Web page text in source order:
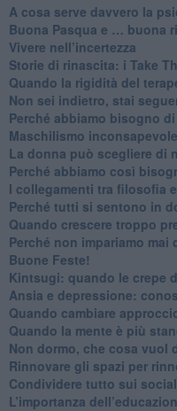
​A cosa serve davvero la
​Buona Pasqua e … buona
​Vivere nell’incertezza
​Storie di rinascita: i Take
​Quando la rigidità del
​Non sei indietro, stai
​Perché abbiamo bisogno
​Maschilismo inconsapevole
​La donna può scegliere di
​Perché abbiamo così
​I collegamenti tra filosofia
​Perché tutti si sentono in
​Quando crescere troppo
​Perché non impariamo mai
​Buone Feste!
​Kintsugi: quando le crepe
Ansia e depressione:
Quando cambiare
​Quando la mente è più
Non dormo, che cosa vuol
​Rinnovare gli spazi per
​Condividere tutto sui
​L’importanza